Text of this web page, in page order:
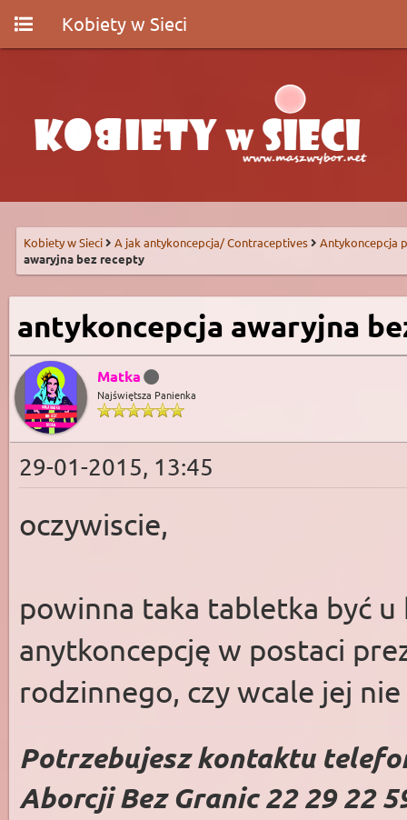
Kobiety w Sieci
Kobiety w Sieci A jak antykoncepcja/ Contraceptives
Antykoncepcja
awaryjna bez recepty
antykoncepcja awaryjna
Matka
Najświętsza Panienka
29-01-2015, 13:45
oczywiscie,
powinna taka tabletka być
anytkoncepcję w postaci
rodzinnego, czy wcale jej
Potrzebujesz kontaktu
Aborcji Bez Granic 22 29 22